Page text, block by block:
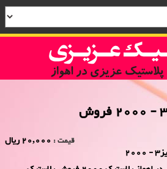
قیمت : 20,000 ریال
فروش ویژه جا حبوبات برلیان سایز3 - 2000